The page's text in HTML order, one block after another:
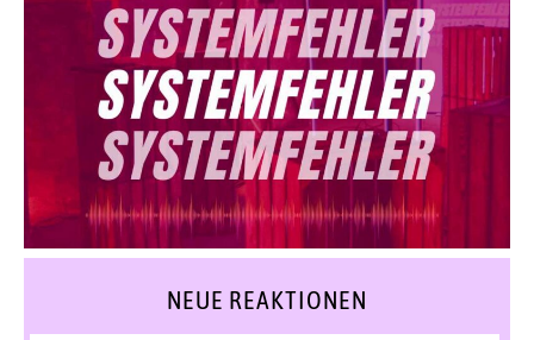
NEUE REAKTIONEN